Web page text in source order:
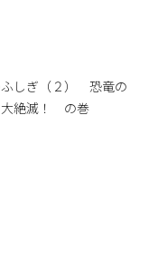
しぎ（２） 恐竜の
絶滅！ の巻